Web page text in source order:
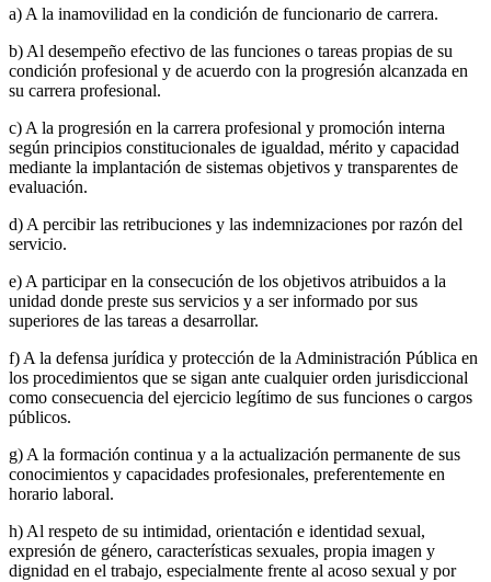
a) A la inamovilidad en la condición de funcionario de carrera.
b) Al desempeño efectivo de las funciones o tareas propias de su
condición profesional y de acuerdo con la progresión alcanzada en
su carrera profesional.
c) A la progresión en la carrera profesional y promoción interna
según principios constitucionales de igualdad, mérito y capacidad
mediante la implantación de sistemas objetivos y transparentes de
evaluación.
d) A percibir las retribuciones y las indemnizaciones por razón del
servicio.
e) A participar en la consecución de los objetivos atribuidos a la
unidad donde preste sus servicios y a ser informado por sus
superiores de las tareas a desarrollar.
f) A la defensa jurídica y protección de la Administración Pública en
los procedimientos que se sigan ante cualquier orden jurisdiccional
como consecuencia del ejercicio legítimo de sus funciones o cargos
públicos.
g) A la formación continua y a la actualización permanente de sus
conocimientos y capacidades profesionales, preferentemente en
horario laboral.
h) Al respeto de su intimidad, orientación e identidad sexual,
expresión de género, características sexuales, propia imagen y
dignidad en el trabajo, especialmente frente al acoso sexual y por